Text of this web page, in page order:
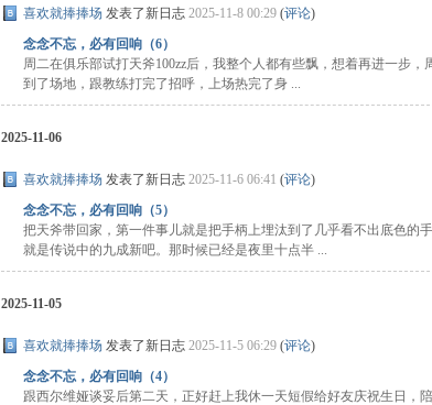
喜欢就捧捧场 发表了新日志 2025-11-8 00:29 (评论)
念念不忘，必有回响（6）
周二在俱乐部试打天斧100zz后，我整个人都有些飘，想着再进一步
到了场地，跟教练打完了招呼，上场热完了身 ...
2025-11-06
喜欢就捧捧场 发表了新日志 2025-11-6 06:41 (评论)
念念不忘，必有回响（5）
把天斧带回家，第一件事儿就是把手柄上埋汰到了几乎看不出底色的
就是传说中的九成新吧。那时候已经是夜里十点半 ...
2025-11-05
喜欢就捧捧场 发表了新日志 2025-11-5 06:29 (评论)
念念不忘，必有回响（4）
跟西尔维娅谈妥后第二天，正好赶上我休一天短假给好友庆祝生日，